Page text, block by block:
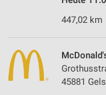
447,02 km
45881